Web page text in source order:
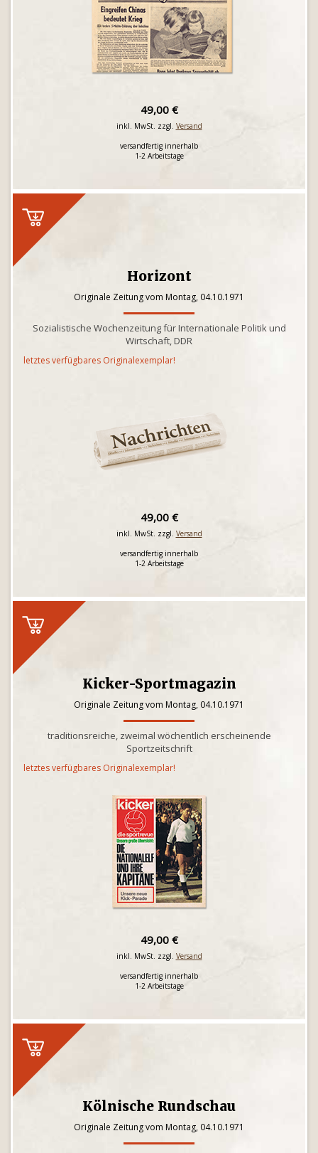
49,00 €
inkl. MwSt. zzgl. Versand
versandfertig innerhalb
1-2 Arbeitstage
Horizont
Originale Zeitung vom Montag, 04.10.1971
Sozialistische Wochenzeitung für Internationale Politik und
Wirtschaft, DDR
letztes verfügbares Originalexemplar!
49,00 €
inkl. MwSt. zzgl. Versand
versandfertig innerhalb
1-2 Arbeitstage
Kicker-Sportmagazin
Originale Zeitung vom Montag, 04.10.1971
traditionsreiche, zweimal wöchentlich erscheinende
Sportzeitschrift
letztes verfügbares Originalexemplar!
49,00 €
inkl. MwSt. zzgl. Versand
versandfertig innerhalb
1-2 Arbeitstage
Kölnische Rundschau
Originale Zeitung vom Montag, 04.10.1971